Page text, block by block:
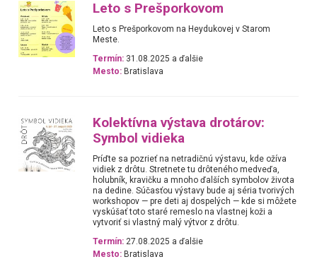
Leto s Prešporkovom
Leto s Prešporkovom na Heydukovej v Starom
Meste.
Termín: 31.08.2025 a ďalšie
Mesto: Bratislava
Kolektívna výstava drotárov:
Symbol vidieka
Príďte sa pozrieť na netradičnú výstavu, kde ožíva
vidiek z drôtu. Stretnete tu drôteného medveďa,
holubník, kravičku a mnoho ďalších symbolov života
na dedine. Súčasťou výstavy bude aj séria tvorivých
workshopov — pre deti aj dospelých — kde si môžete
vyskúšať toto staré remeslo na vlastnej koži a
vytvoriť si vlastný malý výtvor z drôtu.
Termín: 27.08.2025 a ďalšie
Mesto: Bratislava